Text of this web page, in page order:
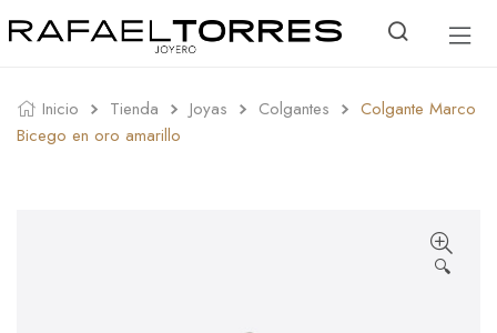
Inicio Tienda Joyas Colgantes
Colgante Marco
Bicego en oro amarillo
🔍